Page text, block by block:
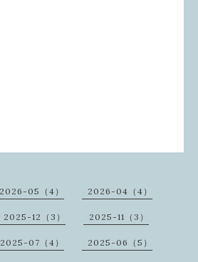
2026-05（4） 2026-04（4）
2025-12（3） 2025-11（3）
2025-07（4） 2025-06（5）